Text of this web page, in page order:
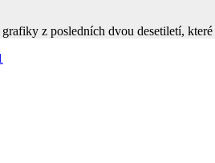
z posledních dvou desetiletí,